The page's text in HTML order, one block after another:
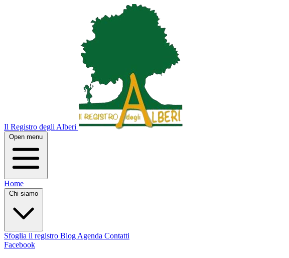
Il Registro degli Alberi
Open menu
Home
Chi siamo
Sfoglia il registro Blog Agenda Contatti
Facebook